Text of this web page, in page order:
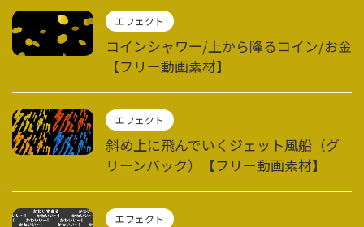
エフェクト
コインシャワー/上から降るコイン/お金
【フリー動画素材】
エフェクト
斜め上に飛んでいくジェット風船（グ
リーンバック）【フリー動画素材】
エフェクト